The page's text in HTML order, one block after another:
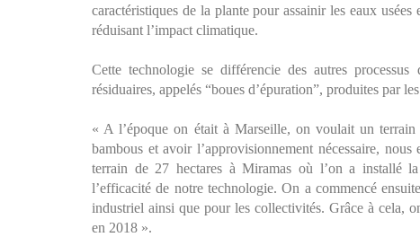
caractéristiques de la plante pour assainir les eaux
réduisant l’impact climatique.
Cette technologie se différencie des autres processus
résiduaires, appelés “boues d’épuration”, produites par
« A l’époque on était à Marseille, on voulait un
bambous et avoir l’approvisionnement nécessaire,
terrain de 27 hectares à Miramas où l’on a installé
l’efficacité de notre technologie. On a commencé
industriel ainsi que pour les collectivités. Grâce à cela,
en 2018 ».